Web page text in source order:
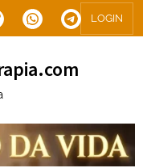
WhatsAppTelegram
LOGIN